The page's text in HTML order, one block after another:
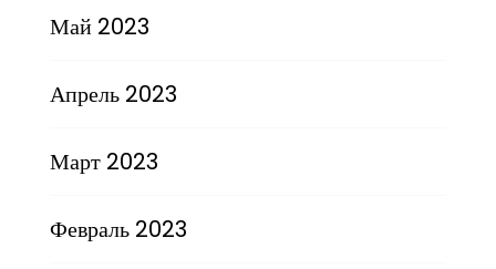
Май 2023
Апрель 2023
Март 2023
Февраль 2023